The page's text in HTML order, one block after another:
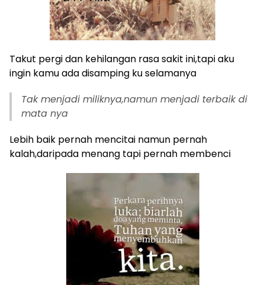
Takut pergi dan kehilangan rasa sakit ini,tapi aku
ingin kamu ada disamping ku selamanya
Tak menjadi miliknya,namun menjadi terbaik di
mata nya
Lebih baik pernah mencitai namun pernah
kalah,daripada menang tapi pernah membenci